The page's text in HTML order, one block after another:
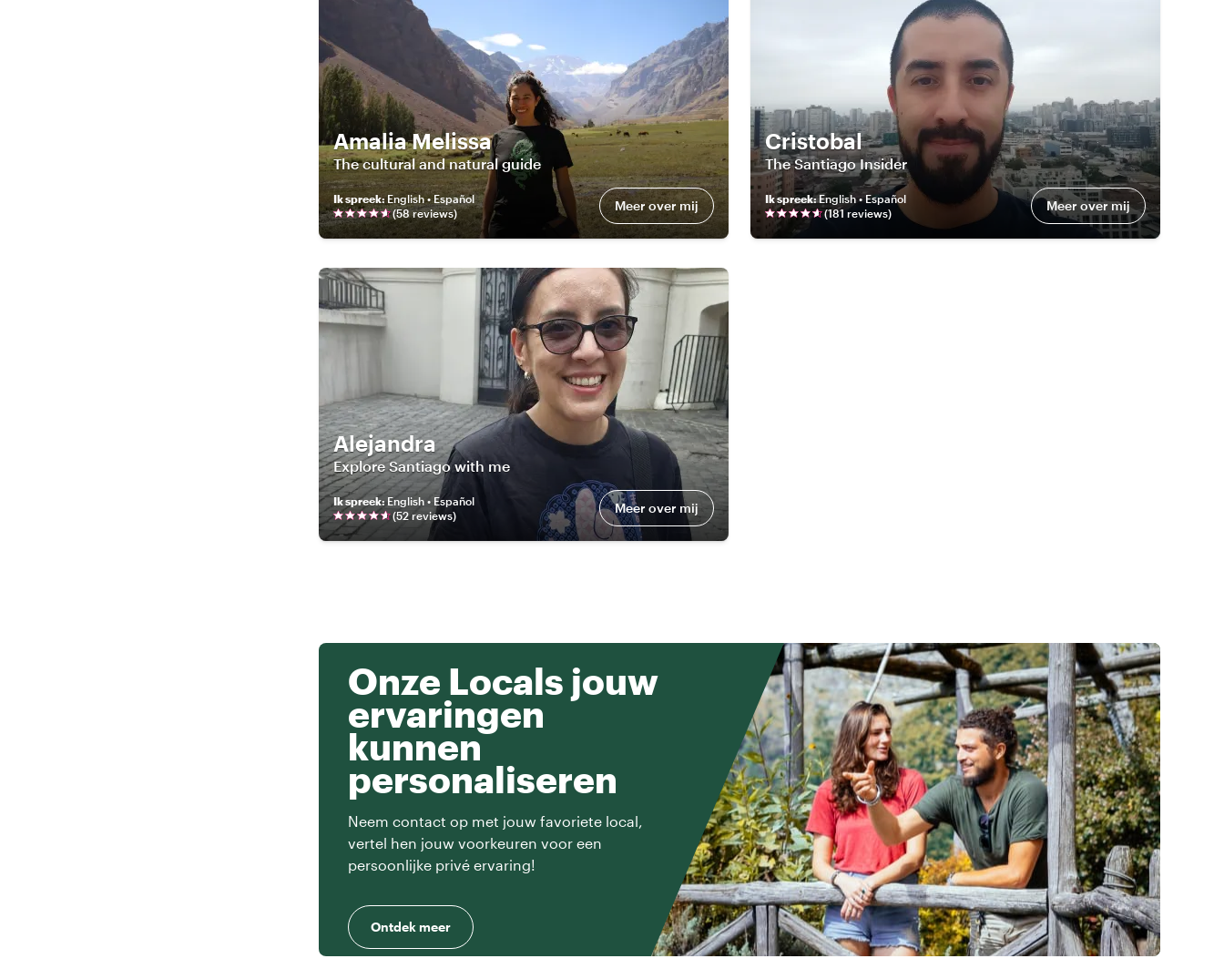
Amalia Melissa
The cultural and natural guide
Ik spreek:English • Español
(58 reviews) Meer over mij
Cristobal
The Santiago Insider
Ik spreek:English • Español
(181 reviews) Meer over mij
Alejandra
Explore Santiago with me
Ik spreek:English • Español
(52 reviews) Meer over mij
Onze Locals jouw
ervaringen
kunnen
personaliseren
Neem contact op met jouw favoriete local,
vertel hen jouw voorkeuren voor een
persoonlijke privé ervaring!
Ontdek meer